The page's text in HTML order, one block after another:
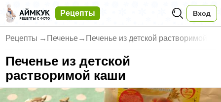
Рецепты Вход
Рецепты → Печенье → Печенье из детской растворимой
Печенье из детской
растворимой каши